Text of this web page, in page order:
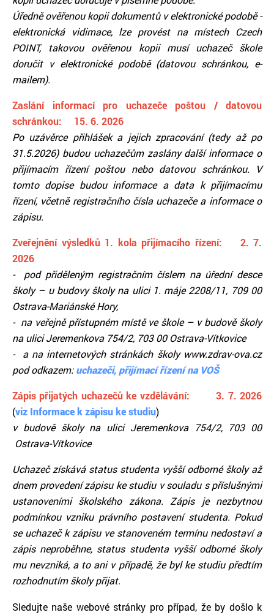
Úředně ověřenou kopii dokumentů v elektronické podobě -
elektronická vidimace, lze provést na místech Czech
POINT, takovou ověřenou kopii musí uchazeč škole
doručit v elektronické podobě (datovou schránkou, e-
mailem).
Zaslání informací pro uchazeče poštou / datovou
schránkou: 15. 6. 2026
Po uzávěrce přihlášek a jejich zpracování (tedy až po
31.5.2026) budou uchazečům zaslány další informace o
přijímacím řízení poštou nebo datovou schránkou.
V
tomto dopise budou informace a data k přijímacímu
řízení, včetně registračního čísla uchazeče a informace o
zápisu.
Zveřejnění výsledků 1. kola přijímacího řízení: 2. 7.
2026
- pod přiděleným registračním číslem na úřední desce
školy – u budovy školy na ulici 1. máje 2208/11, 709 00
Ostrava-Mariánské Hory,
- na veřejně přístupném místě ve škole – v budově školy
na ulici Jeremenkova 754/2, 703 00 Ostrava-Vítkovice
- a na internetových stránkách školy www.zdrav-ova.cz
pod odkazem:uchazeči, přijímací řízení na VOŠ
Zápis přijatých uchazečů ke vzdělávání: 3. 7. 2026
(viz Informace k zápisu ke studiu)
v budově školy na ulici Jeremenkova 754/2, 703 00
Ostrava-Vítkovice
Uchazeč získává status studenta vyšší odborné školy až
dnem provedení zápisu ke studiu v souladu s příslušnými
ustanoveními školského zákona. Zápis je nezbytnou
podmínkou vzniku právního postavení studenta. Pokud
se uchazeč k zápisu ve stanoveném termínu nedostaví a
zápis neproběhne, status studenta vyšší odborné školy
mu nevzniká, a to ani v případě, že byl ke studiu předtím
rozhodnutím školy přijat.
Sledujte naše webové stránky pro případ, že by došlo k